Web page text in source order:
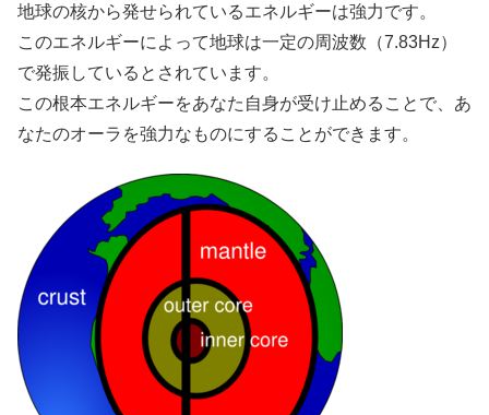
地球の核から発せられているエネルギーは強力です。
このエネルギーによって地球は一定の周波数（7.83Hz）
で発振しているとされています。
この根本エネルギーをあなた自身が受け止めることで、あ
なたのオーラを強力なものにすることができます。